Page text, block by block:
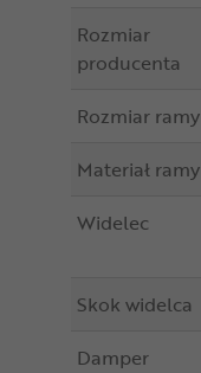
Rozmiar
producenta
Rozmiar ramy
Materiał ramy
Widelec
Skok widelca
Damper